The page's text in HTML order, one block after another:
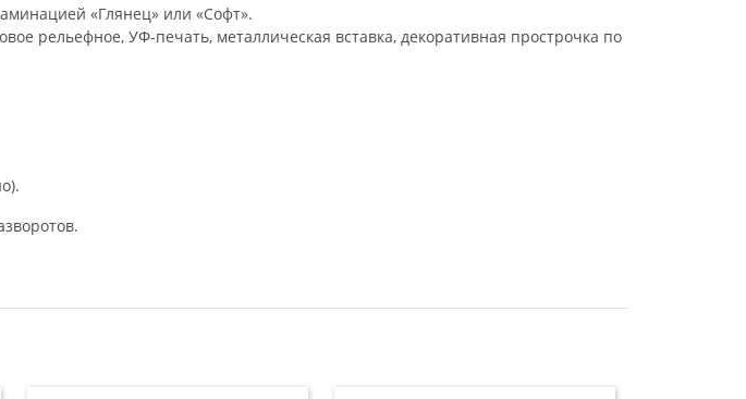
«Глянец» или «Софт».
рельефное, УФ-печать, металлическая вставка, декоративная прострочка по